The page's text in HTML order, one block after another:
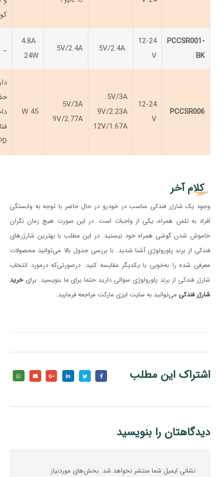
PCCSR001-
BK
12-24
V
5V/2.4A
4.8A
24W
_
PCCSR006
12-24
V
5V/3A
9V/2.23A
12V/1.67A
5V/3A
9V/2.77A
45 W
کلام آخر
وجود یک شارژر فندکی مناسب در خودرو در حال حاضر با توجه به وابستگی
افراد به تلفن همراه، یکی از واجبات است. در این صورت هیچ زمان نگران
خاموش شدن گوشی همراه خود نیستید. در این مطلب با بهترین شارژرهای
فندکی از برند پاورولوژی آشنا شدید. با بررسی جدول بالا می‌توانید محصولات
معرفی شده را به‌خوبی با یکدیگر مقایسه کنید. درصورتی‌که درمورد انتخاب
شارژر فندکی از برند پاورولوژی سوالی دارید حتما برای ما بنویسید. برایخرید
شارژر فندکی می‌توانید به سایت ایزی مارکت مراجعه فرمایید.
اشتراک این مطلب
دیدگاهتان را بنویسید
نشانی ایمیل شما منتشر نخواهد شد. بخش‌های موردنیاز